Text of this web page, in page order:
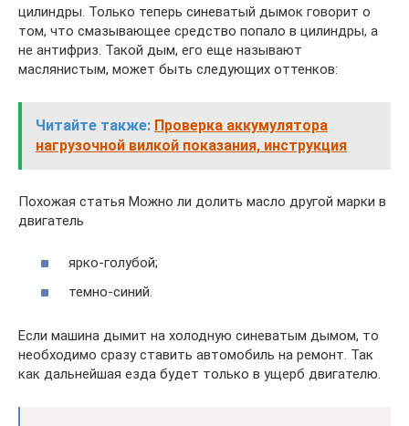
цилиндры. Только теперь синеватый дымок говорит о
том, что смазывающее средство попало в цилиндры, а
не антифриз. Такой дым, его еще называют
маслянистым, может быть следующих оттенков:
Читайте также: Проверка аккумулятора
нагрузочной вилкой показания, инструкция
Похожая статья Можно ли долить масло другой марки в
двигатель
ярко-голубой;
темно-синий.
Если машина дымит на холодную синеватым дымом, то
необходимо сразу ставить автомобиль на ремонт. Так
как дальнейшая езда будет только в ущерб двигателю.